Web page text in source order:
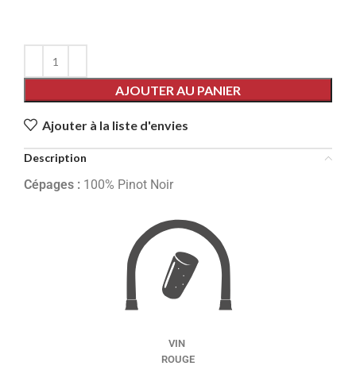
AJOUTER AU PANIER
Ajouter à la liste d'envies
Description
Cépages : 100% Pinot Noir
VIN
ROUGE